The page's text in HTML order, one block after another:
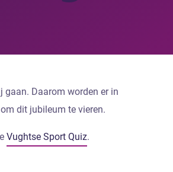
gaan. Daarom worden er in
dit jubileum te vieren.
Vughtse Sport Quiz.